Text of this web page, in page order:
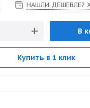
НАШЛИ ДЕШЕВЛЕ?
В
Купить в 1 клик